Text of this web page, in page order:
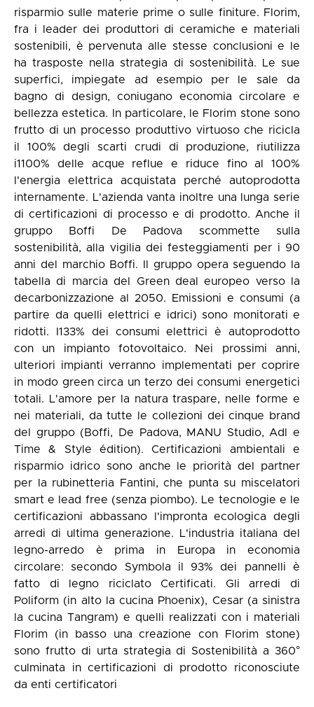
risparmio sulle materie prime o sulle finiture. Florim,
fra i leader dei produttori di ceramiche e materiali
sostenibili, è pervenuta alle stesse conclusioni e le
ha trasposte nella strategia di sostenibilità. Le sue
superfici, impiegate ad esempio per le sale da
bagno di design, coniugano economia circolare e
bellezza estetica. In particolare, le Florim stone sono
frutto di un processo produttivo virtuoso che ricicla
il 100% degli scarti crudi di produzione, riutilizza
i1100% delle acque reflue e riduce fino al 100%
l'energia elettrica acquistata perché autoprodotta
internamente. L'azienda vanta inoltre una lunga serie
di certificazioni di processo e di prodotto. Anche il
gruppo Boffi De Padova scommette sulla
sostenibilità, alla vigilia dei festeggiamenti per i 90
anni del marchio Boffi. Il gruppo opera seguendo la
tabella di marcia del Green deal europeo verso la
decarbonizzazione al 2050. Emissioni e consumi (a
partire da quelli elettrici e idrici) sono monitorati e
ridotti. I133% dei consumi elettrici è autoprodotto
con un impianto fotovoltaico. Nei prossimi anni,
ulteriori impianti verranno implementati per coprire
in modo green circa un terzo dei consumi energetici
totali. L'amore per la natura traspare, nelle forme e
nei materiali, da tutte le collezioni dei cinque brand
del gruppo (Boffi, De Padova, MANU Studio, Adl e
Time & Style édition). Certificazioni ambientali e
risparmio idrico sono anche le priorità del partner
per la rubinetteria Fantini, che punta su miscelatori
smart e lead free (senza piombo). Le tecnologie e le
certificazioni abbassano l'impronta ecologica degli
arredi di ultima generazione. L'industria italiana del
legno-arredo è prima in Europa in economia
circolare: secondo Symbola il 93% dei pannelli è
fatto di legno riciclato Certificati. Gli arredi di
Poliform (in alto la cucina Phoenix), Cesar (a sinistra
la cucina Tangram) e quelli realizzati con i materiali
Florim (in basso una creazione con Florim stone)
sono frutto di urta strategia di Sostenibilità a 360°
culminata in certificazioni di prodotto riconosciute
da enti certificatori